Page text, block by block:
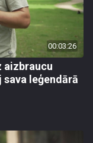
00:03:26
aizbraucu
sava leģendārā